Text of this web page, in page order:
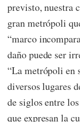
previsto, nuestra
gran metrópoli
“marco
daño puede ser
“La metrópoli en
diversos lugares
de siglos entre
que expresan la